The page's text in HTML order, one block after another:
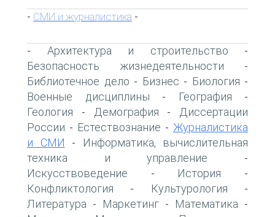
- СМИ и журналистика -
- Архитектура и строительство -
Безопасность жизнедеятельности -
Библиотечное дело - Бизнес - Биология -
Военные дисциплины - География -
Геология - Демография -
Диссертации
России - Естествознание - Журналистика
и СМИ -
Информатика, вычислительная
техника и управление -
Искусствоведение - История -
Конфликтология - Культурология -
Литература - Маркетинг - Математика -